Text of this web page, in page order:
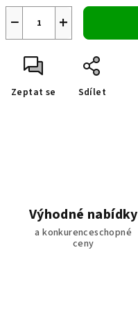
+
−
Zeptat se Sdílet
Výhodné nabídky
a konkurenceschopné
ceny